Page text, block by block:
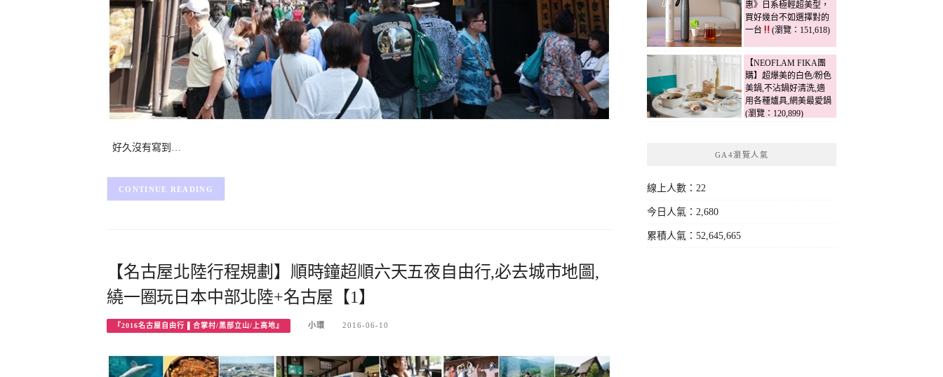
好久沒有寫到…
CONTINUE READING
【名古屋北陸行程規劃】順時鐘超順六天五夜自由行,必去城市地圖,
繞一圈玩日本中部北陸+名古屋【1】
『2016名古屋自由行 ▌合掌村/黑部立山/上高地』 小環 2016-06-10
惠》日系極輕超美型，
買好幾台不如選擇對的
一台
(瀏覽：151,618)
【NEOFLAM FIKA團
購】超爆美的白色/粉色
美鍋,不沾鍋好清洗,適
用各種爐具,網美最愛鍋
(瀏覽：120,899)
GA4瀏覽人氣
線上人數：22
今日人氣：2,680
累積人氣：52,645,665